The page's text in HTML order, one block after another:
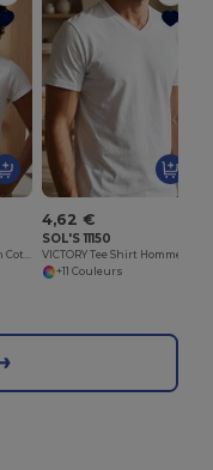
4,62 €
SOL'S 11150
+11 Couleurs